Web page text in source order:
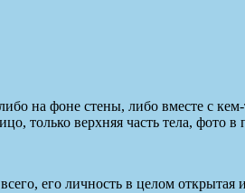
на фоне стены, либо вместе с кем-
только верхняя часть тела, фото
его личность в целом